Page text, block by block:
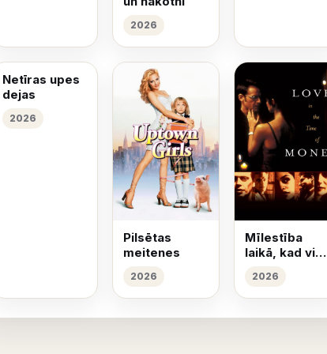
2026
Netīras upes
dejas
2026
Pilsētas
meitenes
2026
Mīlestība
laikā, kad
2026